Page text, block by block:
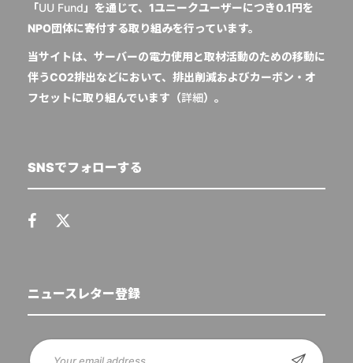
「UU Fund 」を通じて、1ユニークユーザーにつき0.1円を
NPO団体に寄付する取り組みを行っています。
当サイトは、サーバーの電力使用と取材活動のための移動に
伴うCO2排出などにおいて、排出削減およびカーボン・オ
フセットに取り組んでいます（詳細）。
SNSでフォローする
ニュースレター登録